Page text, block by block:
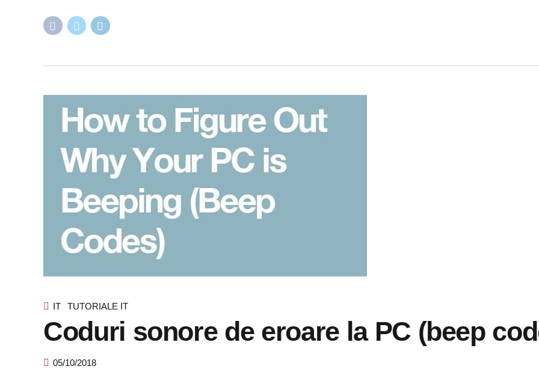
IT TUTORIALE IT
Coduri sonore de eroare la PC (beep
05/10/2018